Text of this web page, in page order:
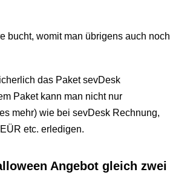
bucht, womit man übrigens auch noch
das Paket sevDesk
Paket kann man nicht nur
mehr) wie bei sevDesk Rechnung,
etc. erledigen.
Angebot gleich zwei